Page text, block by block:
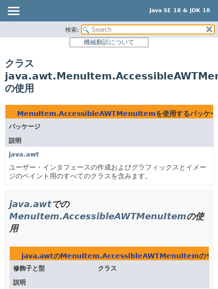
Java SE 18 & JDK 18
パッケージ
クラス
使用
ツリー
新規
非推奨
索引
検索:
機械翻訳について
クラス
の使用
MenuItem.AccessibleAWTMenuItemを使用するパッケ
パッケージ
説明
java.awt
ユーザー・インタフェースの作成およびグラフィックスとイメー
ジのペイント用のすべてのクラスを含みます。
java.awtでの
MenuItem.AccessibleAWTMenuItemの使
用
java.awtのMenuItem.AccessibleAWTMenuItemのサ
修飾子と型
クラス
説明